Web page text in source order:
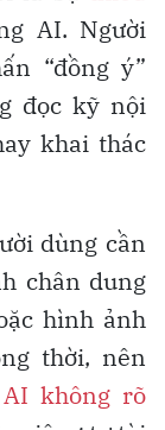
AI. Người
“đồng ý”
đọc kỹ nội
khai thác
dùng cần
chân dung
hình ảnh
thời, nên
AI không rõ